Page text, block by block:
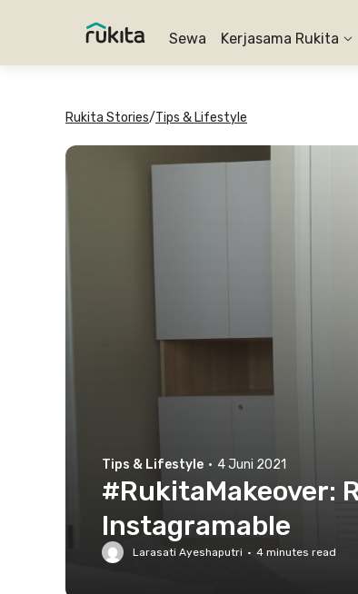
Sewa Kerjasama Rukita
Rukita Stories/Tips & Lifestyle
Tips & Lifestyle · 4 Juni 2021
#RukitaMakeover:
Instagramable
Larasati Ayeshaputri · 4 minutes read